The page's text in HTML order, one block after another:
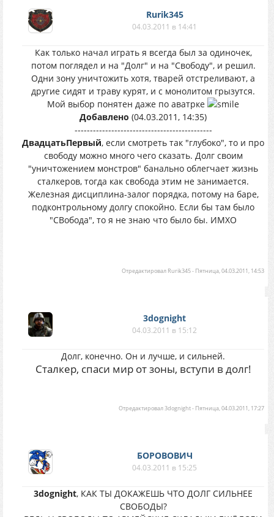
Rurik345
04.03.2011 в 14:41
Как только начал играть я всегда был за одиночек,
потом поглядел и на "Долг" и на "Свободу", и решил.
Одни зону уничтожить хотя, тварей отстреливают, а
другие сидят и траву курят, и с монолитом грызутся.
Мой выбор понятен даже по аватрке
Добавлено (04.03.2011, 14:35)
---------------------------------------------
ДвадцатьПервый, если смотреть так "глубоко", то и про
свободу можно много чего сказать. Долг своим
"уничтожением монстров" банально облегчает жизнь
сталкеров, тогда как свобода этим не занимается.
Железная дисциплина-залог порядка, потому на баре,
подконтрольному долгу спокойно. Если бы там было
"СВобода", то я не знаю что было бы. ИМХО
Отредактировал Rurik345- Пятница, 04.03.2011, 14:53
3dognight
04.03.2011 в 15:12
Долг, конечно. Он и лучше, и сильней.
Сталкер, спаси мир от зоны, вступи в долг!
Отредактировал3dognight- Пятница, 04.03.2011, 17:27
БОРОВОВИЧ
04.03.2011 в 15:25
3dognight, КАК ТЫ ДОКАЖЕШЬ ЧТО ДОЛГ СИЛЬНЕЕ
СВОБОДЫ?